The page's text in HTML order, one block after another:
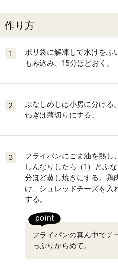
作り方
1 ポリ袋に解凍して水けをふ
もみ込み、15分ほどおく。
2
ぶなしめじは小房に分ける
ねぎは薄切りにする。
3
フライパンにごま油を熱し
しんなりしたら（1）とぶ
分ほど蒸し焼きにする。鶏
け、シュレッドチーズを入
する。
フライパンの真ん中でチ
っぷりからめて。